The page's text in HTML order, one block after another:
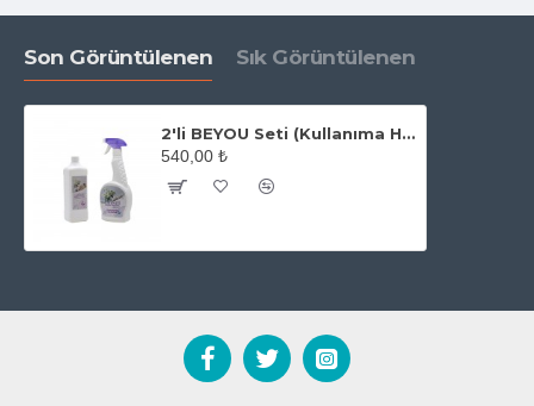
Son Görüntülenen Sık Görüntülenen
2'li BEYOU Seti (Kullanıma Hazır) -Yasemin Kokulu Oda Parfümü
540,00 ₺